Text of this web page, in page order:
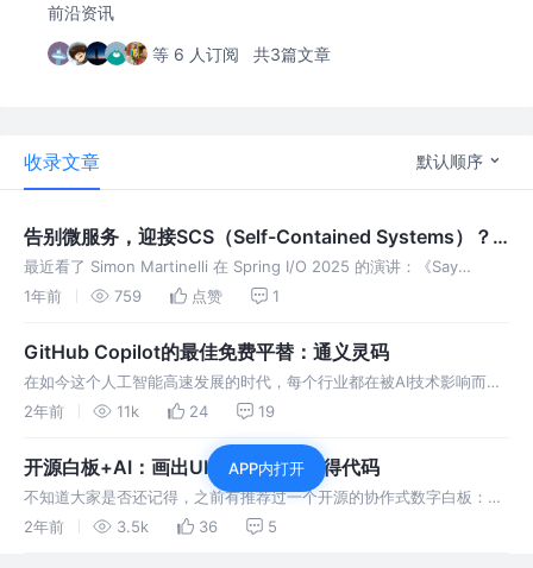
前沿资讯
等 6 人订阅 共3篇文章
收录文章 默认顺序
告别微服务，迎接SCS（Self-Contained Systems）？
新概念还是炒冷饭？
最近看了 Simon Martinelli 在 Spring I/O 2025 的演讲：《Say
Goodbye to Microservices, Say Hello to Self-Contain
1年前 759 点赞 1
GitHub Copilot的最佳免费平替：通义灵码
在如今这个人工智能高速发展的时代，每个行业都在被AI技术影响而改
变。层出不穷的AI辅助工具，让我们看到了机器正在取代一部分基础的
日常工作。对于我们开发者而言，当前最炙手可热的就是GitHub Co
2年前 11k 24 19
开源白板+AI：画出UI需求，自动获得代码
不知道大家是否还记得，之前有推荐过一个开源的协作式数字白板：
tldraw 昨天，发现了一个更有意思的东西：DrawAUI。它一个基于
2年前 3.5k 36 5
APP内打开